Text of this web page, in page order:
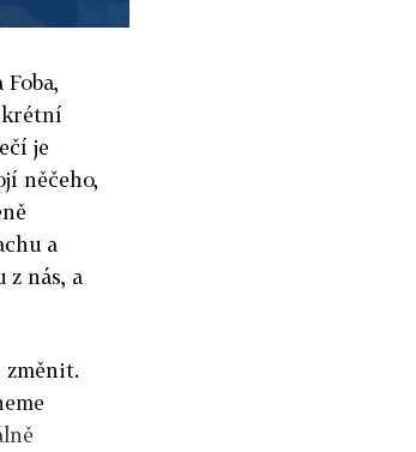
je
něčeho,
a
nás, a
změnit.